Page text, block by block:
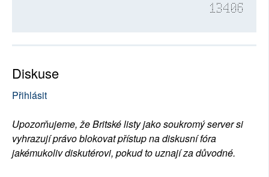
13406
Diskuse
Přihlásit
Upozorňujeme, že Britské listy jako soukromý server si
vyhrazují právo blokovat přístup na diskusní fóra
jakémukoliv diskutérovi, pokud to uznají za důvodné.